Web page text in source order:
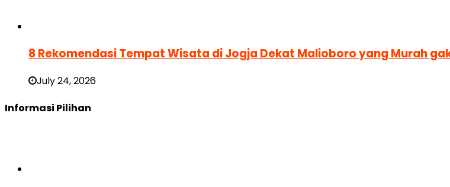
8 Rekomendasi Tempat Wisata di Jogja Dekat Malioboro yang Murah
July 24, 2026
Informasi Pilihan